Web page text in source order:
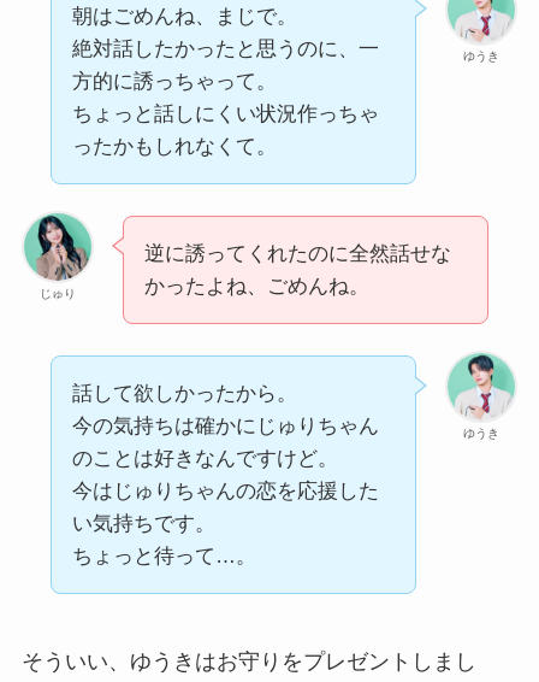
ゆうき
朝はごめんね、まじで。
絶対話したかったと思うのに、一
方的に誘っちゃって。
ちょっと話しにくい状況作っちゃ
ったかもしれなくて。
じゅり
逆に誘ってくれたのに全然話せな
かったよね、ごめんね。
ゆうき
話して欲しかったから。
今の気持ちは確かにじゅりちゃん
のことは好きなんですけど。
今はじゅりちゃんの恋を応援した
い気持ちです。
ちょっと待って…。
そういい、ゆうきはお守りをプレゼントしまし